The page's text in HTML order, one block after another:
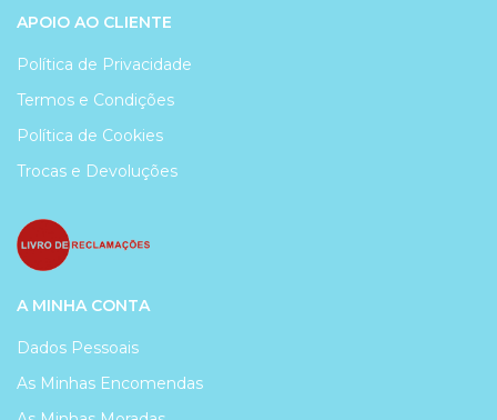
APOIO AO CLIENTE
Política de Privacidade
Termos e Condições
Política de Cookies
Trocas e Devoluções
A MINHA CONTA
Dados Pessoais
As Minhas Encomendas